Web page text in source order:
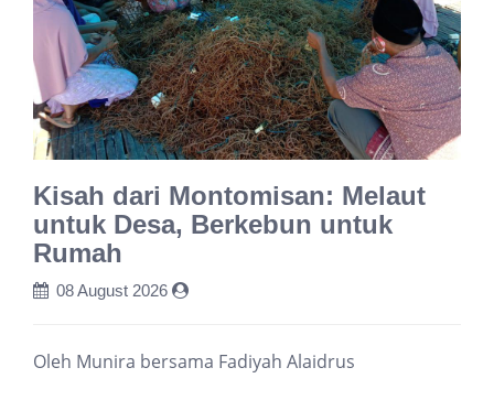
Kisah dari Montomisan: Melaut
untuk Desa, Berkebun untuk
Rumah
08 August 2026
Oleh Munira bersama Fadiyah Alaidrus